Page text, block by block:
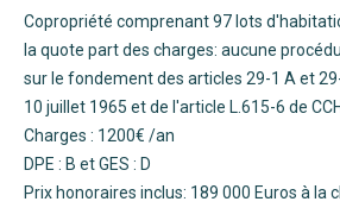
Copropriété comprenant 97 lots
la quote part des charges: aucune
sur le fondement des articles 29-1 A et
10 juillet 1965 et de l'article L.615-6 de
Charges : 1200€ /an
DPE : B et GES : D
Prix honoraires inclus: 189 000 Euros à la